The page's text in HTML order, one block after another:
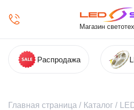
Магазин
Распродажа
Главная страница / Каталог /